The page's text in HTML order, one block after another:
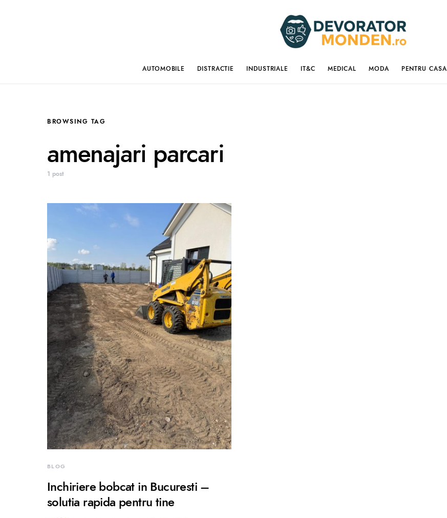
AUTOMOBILE DISTRACTIE INDUSTRIALE IT&C MEDICAL MODA PENTRU CASA
BROWSING TAG
amenajari parcari
1 post
BLOG
Inchiriere bobcat in Bucuresti –
solutia rapida pentru tine